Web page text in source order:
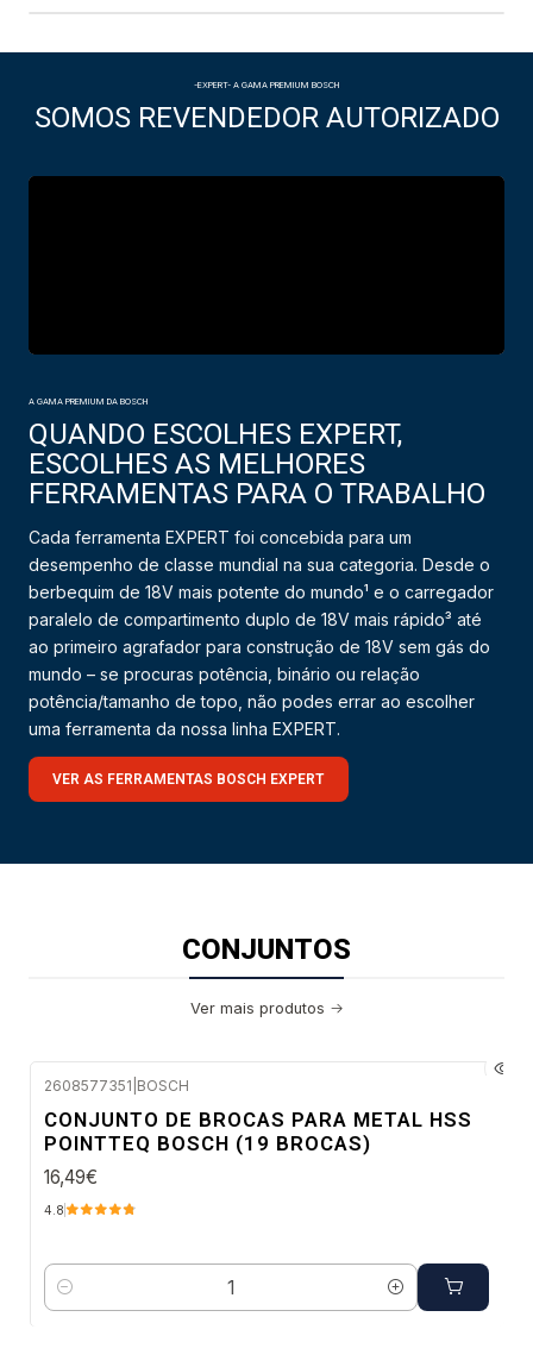
-EXPERT- A GAMA PREMIUM BOSCH
SOMOS REVENDEDOR AUTORIZADO
A GAMA PREMIUM DA BOSCH
QUANDO ESCOLHES EXPERT,
ESCOLHES AS MELHORES
FERRAMENTAS PARA O TRABALHO
Cada ferramenta EXPERT foi concebida para um
desempenho de classe mundial na sua categoria. Desde o
berbequim de 18V mais potente do mundo¹ e o carregador
paralelo de compartimento duplo de 18V mais rápido³ até
ao primeiro agrafador para construção de 18V sem gás do
mundo – se procuras potência, binário ou relação
potência/tamanho de topo, não podes errar ao escolher
uma ferramenta da nossa linha EXPERT.
VER AS FERRAMENTAS BOSCH EXPERT
CONJUNTOS
Ver mais produtos
2608577351 BOSCH
CONJUNTO DE BROCAS PARA METAL HSS
POINTTEQ BOSCH (19 BROCAS)
16,49€
4.8
Quantidade